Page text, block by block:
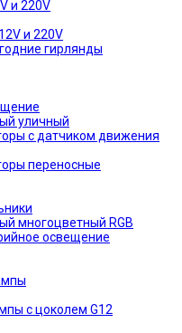
и 220V
и 220V
гирлянды
уличный
с датчиком движения
переносные
многоцветный RGB
освещение
с цоколем G12